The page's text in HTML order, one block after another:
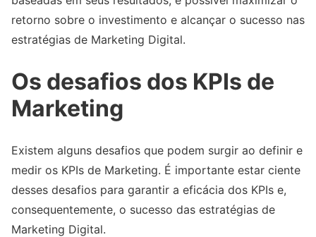
retorno sobre o investimento e alcançar o sucesso nas
estratégias de Marketing Digital.
Os desafios dos KPIs de
Marketing
Existem alguns desafios que podem surgir ao definir e
medir os KPIs de Marketing. É importante estar ciente
desses desafios para garantir a eficácia dos KPIs e,
consequentemente, o sucesso das estratégias de
Marketing Digital.